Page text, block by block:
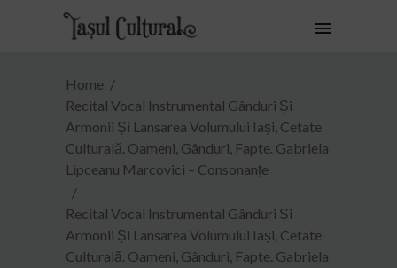
Home
Recital Vocal Instrumental Gânduri Și
Armonii Și Lansarea Volumului Iași, Cetate
Culturală. Oameni, Gânduri, Fapte. Gabriela
Lipceanu Marcovici – Consonanțe
Recital Vocal Instrumental Gânduri Și
Armonii Și Lansarea Volumului Iași, Cetate
Culturală. Oameni, Gânduri, Fapte. Gabriela